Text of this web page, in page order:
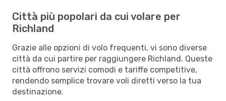
Città più popolari da cui volare per
Richland
Grazie alle opzioni di volo frequenti, vi sono diverse
città da cui partire per raggiungere Richland. Queste
città offrono servizi comodi e tariffe competitive,
rendendo semplice trovare voli diretti verso la tua
destinazione.